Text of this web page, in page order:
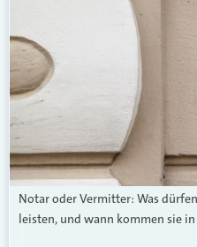
Notar oder Vermitter: Was
leisten, und wann kommen sie